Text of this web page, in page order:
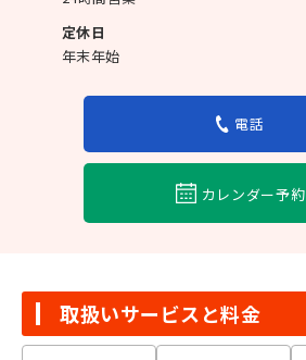
定休日
年末年始
電話
カレンダー予約
取扱いサービスと料金